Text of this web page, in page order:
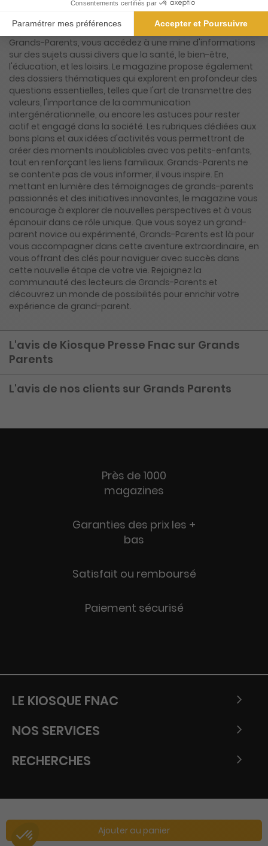
Ajouter au panier
des articles de fond, des actualités pertinentes et des
conseils pratiques, soigneusement sélectionnés pour
enrichir votre quotidien et celui de vos petits-enfants. Avec
Grands-Parents, vous accédez à une mine d'informations
sur des sujets aussi divers que la santé, le bien-être,
l'éducation, et les loisirs. Le magazine propose également
des dossiers thématiques qui explorent en profondeur des
questions essentielles, telles que l'art de transmettre des
valeurs, l'importance de la communication
intergénérationnelle, ou encore les astuces pour rester
actif et engagé dans la société. Les rubriques dédiées aux
bons plans et aux idées d'activités vous permettront de
créer des moments inoubliables avec vos petits-enfants,
tout en renforçant les liens familiaux. Grands-Parents ne
se contente pas de vous informer, il vous inspire. En
mettant en lumière des témoignages de grands-parents
passionnés et des initiatives innovantes, le magazine vous
encourage à explorer de nouvelles perspectives et à vous
épanouir dans ce rôle unique. Que vous soyez un grand-
parent novice ou expérimenté, Grands-Parents est là pour
vous accompagner dans cette aventure extraordinaire, en
vous offrant des clés pour naviguer avec succès dans
cette nouvelle étape de votre vie. Rejoignez la
communauté des lecteurs de Grands-Parents et
découvrez un monde de possibilités pour enrichir votre
expérience de grand-parent.
L'avis de Kiosque Presse Fnac sur Grands
Parents
L'avis de nos clients sur Grands Parents
Près de 1000
magazines
Garanties des prix les +
bas
Satisfait ou remboursé
Paiement sécurisé
LE KIOSQUE FNAC
NOS SERVICES
RECHERCHES
Copyright © Tous droits réservés - Fnac 2026.